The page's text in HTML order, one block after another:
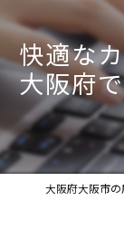
快適な
大阪府